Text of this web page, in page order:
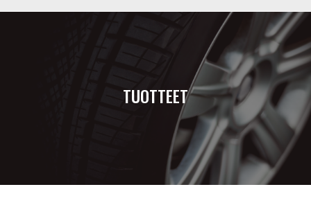
TUOTTEET